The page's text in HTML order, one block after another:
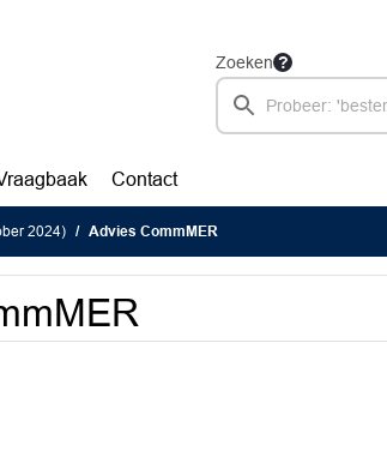
Zoeken
Contact
2024) Advies CommMER